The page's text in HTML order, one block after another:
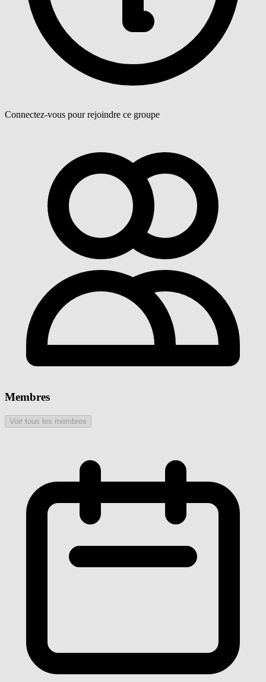
Connectez-vous pour rejoindre ce groupe
Membres
Voir tous les membres